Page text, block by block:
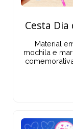
Cesta
Material
mochila e